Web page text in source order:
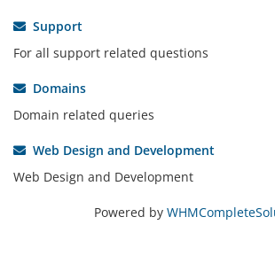
Support
For all support related questions
Domains
Domain related queries
Web Design and Development
Web Design and Development
Powered by